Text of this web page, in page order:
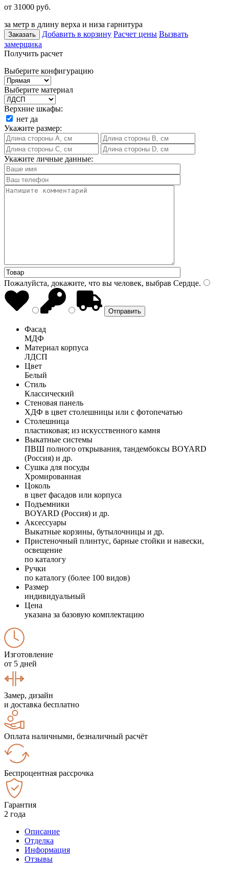
от 31000 руб.
за метр в длину верха и низа гарнитура
Заказать Добавить в корзину Расчет цены Вызвать
замерщика
Получить расчет
Выберите конфигурацию
Выберите материал
Верхние шкафы:
нет да
Укажите размер:
Укажите личные данные:
Пожалуйста, докажите, что вы человек, выбрав Сердце.
Фасад
МДФ
Материал корпуса
ЛДСП
Цвет
Белый
Стиль
Классический
Стеновая панель
ХДФ в цвет столешницы или с фотопечатью
Столешница
пластиковая; из искусственного камня
Выкатные системы
ПВШ полного открывания, тандембоксы BOYARD
(Россия) и др.
Сушка для посуды
Хромированная
Цоколь
в цвет фасадов или корпуса
Подъемники
BOYARD (Россия) и др.
Аксессуары
Выкатные корзины, бутылочницы и др.
Пристеночный плинтус, барные стойки и навески,
освещение
по каталогу
Ручки
по каталогу (более 100 видов)
Размер
индивидуальный
Цена
указана за базовую комплектацию
Изготовление
от 5 дней
Замер, дизайн
и доставка бесплатно
Оплата наличными, безналичный расчёт
Беспроцентная рассрочка
Гарантия
2 года
Описание
Отделка
Информация
Отзывы